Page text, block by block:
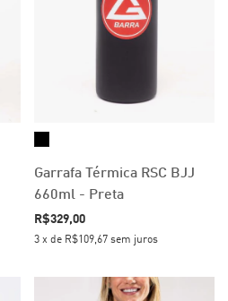
Garrafa Térmica RSC BJJ
660ml - Preta
R$329,00
3 x de R$109,67 sem juros